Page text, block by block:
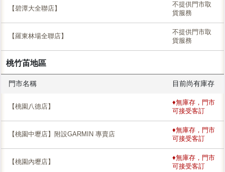
【碧潭大全聯店】
不提供門市取
貨服務
【羅東林場全聯店】
不提供門市取
貨服務
桃竹苖地區
門市名稱 目前尚有庫存
【桃園八德店】
♦無庫存，門市
可接受客訂
【桃園中壢店】附設GARMIN 專賣店
♦無庫存，門市
可接受客訂
【桃園內壢店】
♦無庫存，門市
可接受客訂